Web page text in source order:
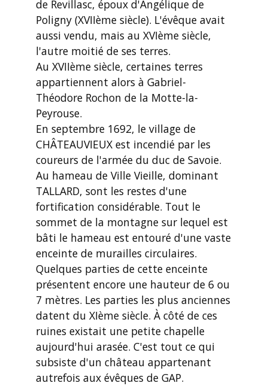
de Revillasc, époux d'Angélique de
Poligny (XVIIème siècle). L'évêque avait
aussi vendu, mais au XVIème siècle,
l'autre moitié de ses terres.
Au XVIIème siècle, certaines terres
appartiennent alors à Gabriel-
Théodore Rochon de la Motte-la-
Peyrouse.
En septembre 1692, le village de
CHÂTEAUVIEUX est incendié par les
coureurs de l'armée du duc de Savoie.
Au hameau de Ville Vieille, dominant
TALLARD, sont les restes d'une
fortification considérable. Tout le
sommet de la montagne sur lequel est
bâti le hameau est entouré d'une vaste
enceinte de murailles circulaires.
Quelques parties de cette enceinte
présentent encore une hauteur de 6 ou
7 mètres. Les parties les plus anciennes
datent du XIème siècle. À côté de ces
ruines existait une petite chapelle
aujourd'hui arasée. C'est tout ce qui
subsiste d'un château appartenant
autrefois aux évêques de GAP.